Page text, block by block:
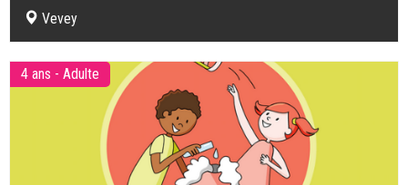
Vevey
4 ans - Adulte